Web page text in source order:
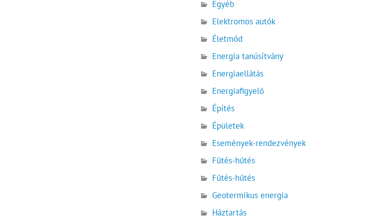
Egyéb
Elektromos autók
Életmód
Energia tanúsítvány
Energiaellátás
Energiafigyelő
Építés
Épületek
Események-rendezvények
Fűtés-hűtés
Fűtés-hűtés
Geotermikus energia
Háztartás